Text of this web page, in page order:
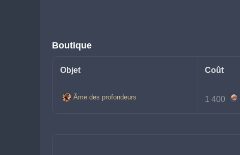
Boutique
Objet Coût
Âme des profondeurs 1 400